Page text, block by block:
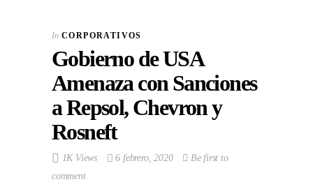
In CORPORATIVOS
Gobierno de USA
Amenaza con Sanciones
a Repsol, Chevron y
Rosneft
1K Views 6 febrero, 2020
Be first to
comment